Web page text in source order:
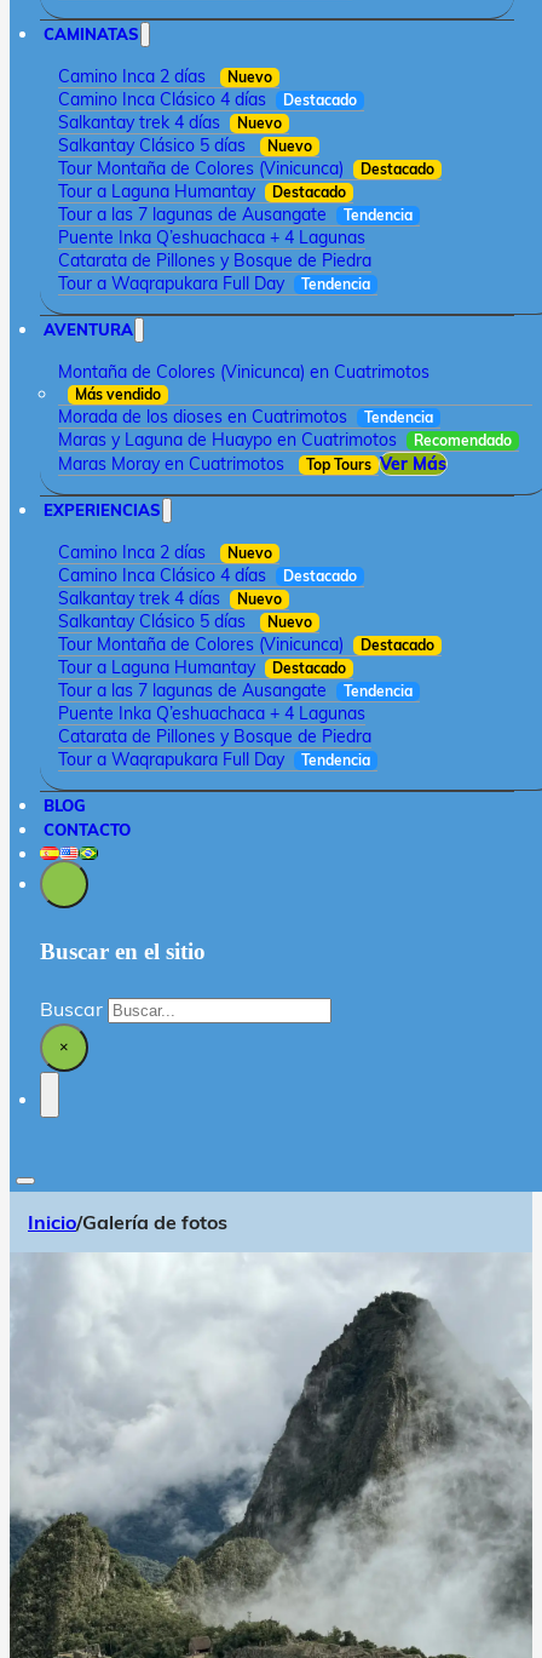
CAMINATAS
Camino Inca 2 días Nuevo
Camino Inca Clásico 4 días Destacado
Salkantay trek 4 días Nuevo
Salkantay Clásico 5 días Nuevo
Tour Montaña de Colores (Vinicunca) Destacado
Tour a Laguna Humantay Destacado
Tour a las 7 lagunas de Ausangate Tendencia
Puente Inka Q’eshuachaca + 4 Lagunas
Catarata de Pillones y Bosque de Piedra
Tour a Waqrapukara Full Day
Tendencia
AVENTURA
Montaña de Colores (Vinicunca) en Cuatrimotos
Más vendido
Morada de los dioses en Cuatrimotos Tendencia
Maras y Laguna de Huaypo en Cuatrimotos Recomendado
Maras Moray en Cuatrimotos Top Tours Ver Más
EXPERIENCIAS
Camino Inca 2 días Nuevo
Camino Inca Clásico 4 días Destacado
Salkantay trek 4 días Nuevo
Salkantay Clásico 5 días Nuevo
Tour Montaña de Colores (Vinicunca) Destacado
Tour a Laguna Humantay Destacado
Tour a las 7 lagunas de Ausangate Tendencia
Puente Inka Q’eshuachaca + 4 Lagunas
Catarata de Pillones y Bosque de Piedra
Tour a Waqrapukara Full Day
Tendencia
BLOG
CONTACTO
Buscar en el sitio
Buscar
×
Inicio/Galería de fotos